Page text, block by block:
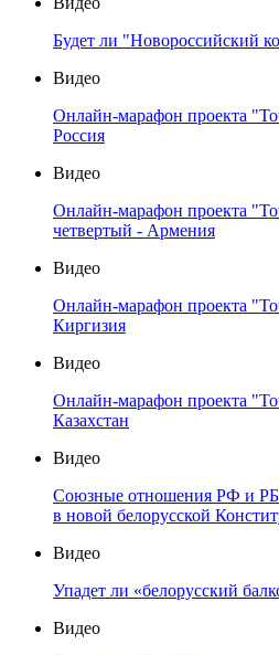
Будет ли "Новороссийский
Видео
Онлайн-марафон проекта
Россия
Видео
Онлайн-марафон проекта
четвертый - Армения
Видео
Онлайн-марафон проекта
Киргизия
Видео
Онлайн-марафон проекта
Казахстан
Видео
Союзные отношения РФ и
в новой белорусской
Видео
Упадет ли «белорусский
Видео